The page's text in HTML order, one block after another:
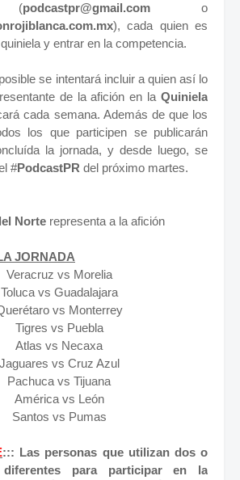
(podcastpr@gmail.com o
), cada quien es
y entrar en la competencia.
se intentará incluir a quien así lo
de la afición en la Quiniela
cada semana. Además de que los
los que participen se publicarán
la jornada, y desde luego, se
#PodcastPR del próximo martes.
Norterepresenta a la afición
JORNADA
Veracruz vs Morelia
Toluca vs Guadalajara
vs Monterrey
Tigres vs Puebla
Atlas vs Necaxa
Jaguares vs Cruz Azul
Pachuca vs Tijuana
América vs León
Santos vs Pumas
::: Las personas que utilizan dos o
para participar en la